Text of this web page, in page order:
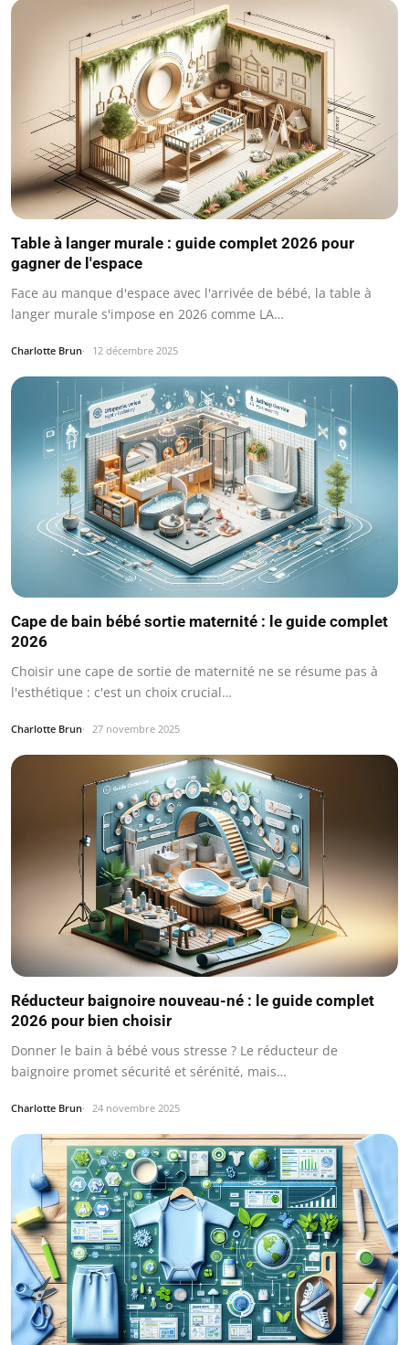
Table à langer murale : guide complet 2026 pour
gagner de l'espace
Face au manque d'espace avec l'arrivée de bébé, la table à
langer murale s'impose en 2026 comme LA…
Charlotte Brun 12 décembre 2025
Cape de bain bébé sortie maternité : le guide complet
2026
Choisir une cape de sortie de maternité ne se résume pas à
l'esthétique : c'est un choix crucial…
Charlotte Brun 27 novembre 2025
Réducteur baignoire nouveau-né : le guide complet
2026 pour bien choisir
Donner le bain à bébé vous stresse ? Le réducteur de
baignoire promet sécurité et sérénité, mais…
Charlotte Brun 24 novembre 2025